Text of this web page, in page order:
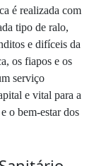
é realizada com
tipo de ralo,
e difíceis da
os fiapos e os
serviço
e vital para a
o bem-estar dos